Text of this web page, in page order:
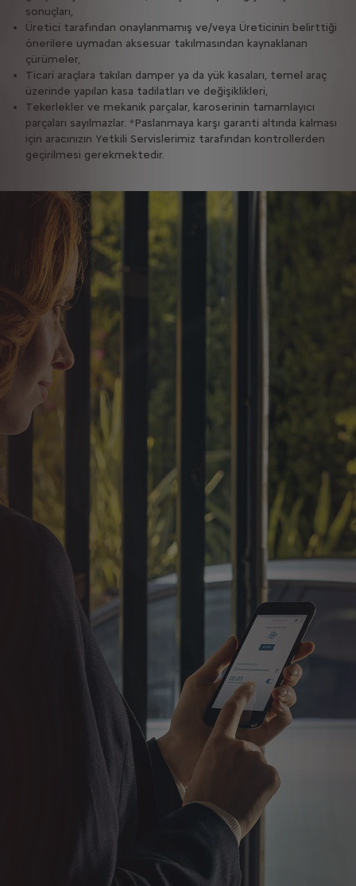
sonuçları,
Üretici tarafından onaylanmamış ve/veya Üreticinin belirttiği
önerilere uymadan aksesuar takılmasından kaynaklanan
çürümeler,
Ticari araçlara takılan damper ya da yük kasaları, temel araç
üzerinde yapılan kasa tadilatları ve değişiklikleri,
Tekerlekler ve mekanik parçalar, karoserinin tamamlayıcı
parçaları sayılmazlar. *Paslanmaya karşı garanti altında kalması
için aracınızın Yetkili Servislerimiz tarafından kontrollerden
geçirilmesi gerekmektedir.